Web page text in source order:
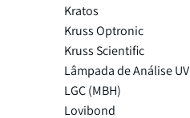
Kratos
Kruss Optronic
Kruss Scientific
Lâmpada de Análise UV
LGC (MBH)
Lovibond